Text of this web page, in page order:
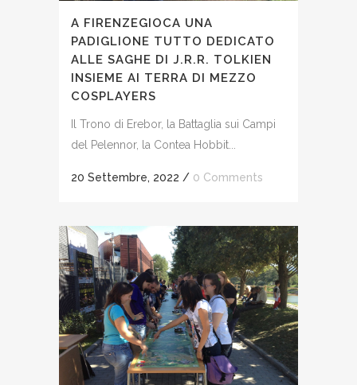
A FIRENZEGIOCA UNA
PADIGLIONE TUTTO DEDICATO
ALLE SAGHE DI J.R.R. TOLKIEN
INSIEME AI TERRA DI MEZZO
COSPLAYERS
Il Trono di Erebor, la Battaglia sui Campi
del Pelennor, la Contea Hobbit...
20 Settembre, 2022 / 0 Comments